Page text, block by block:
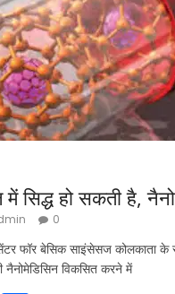
सिद्ध हो सकती है,
0
फॉर बेसिक साइंसेसज कोलकाता के
विकसित करने में